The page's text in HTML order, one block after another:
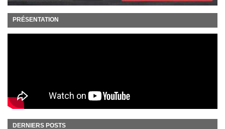
PRÉSENTATION
DERNIERS POSTS